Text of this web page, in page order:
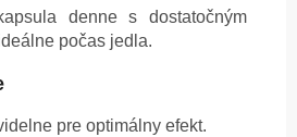
denne s dostatočným
počas jedla.
pre optimálny efekt.